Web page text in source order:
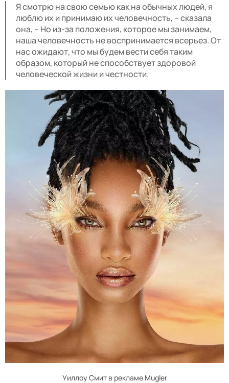
Я смотрю на свою семью как на обычных людей, я
люблю их и принимаю их человечность, – сказала
она, – Но из-за положения, которое мы занимаем,
наша человечность не воспринимается всерьез. От
нас ожидают, что мы будем вести себя таким
образом, который не способствует здоровой
человеческой жизни и честности.
Уиллоу Смит в рекламе Mugler